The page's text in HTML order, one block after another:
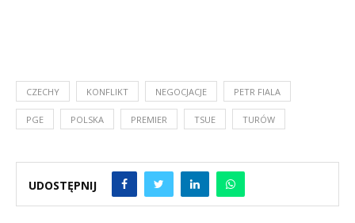
CZECHY KONFLIKT NEGOCJACJE PETR FIALA
PGE POLSKA PREMIER TSUE TURÓW
UDOSTĘPNIJ